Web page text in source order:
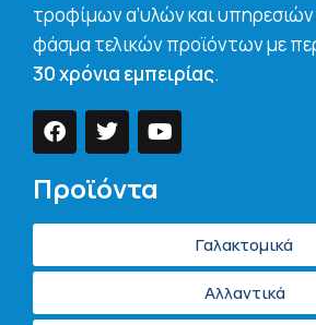
τροφίμων α’υλών και
φάσμα τελικών προϊόντων με
30 χρόνια εμπειρίας.
Προϊόντα
Γαλακτομικά
Αλλαντικά